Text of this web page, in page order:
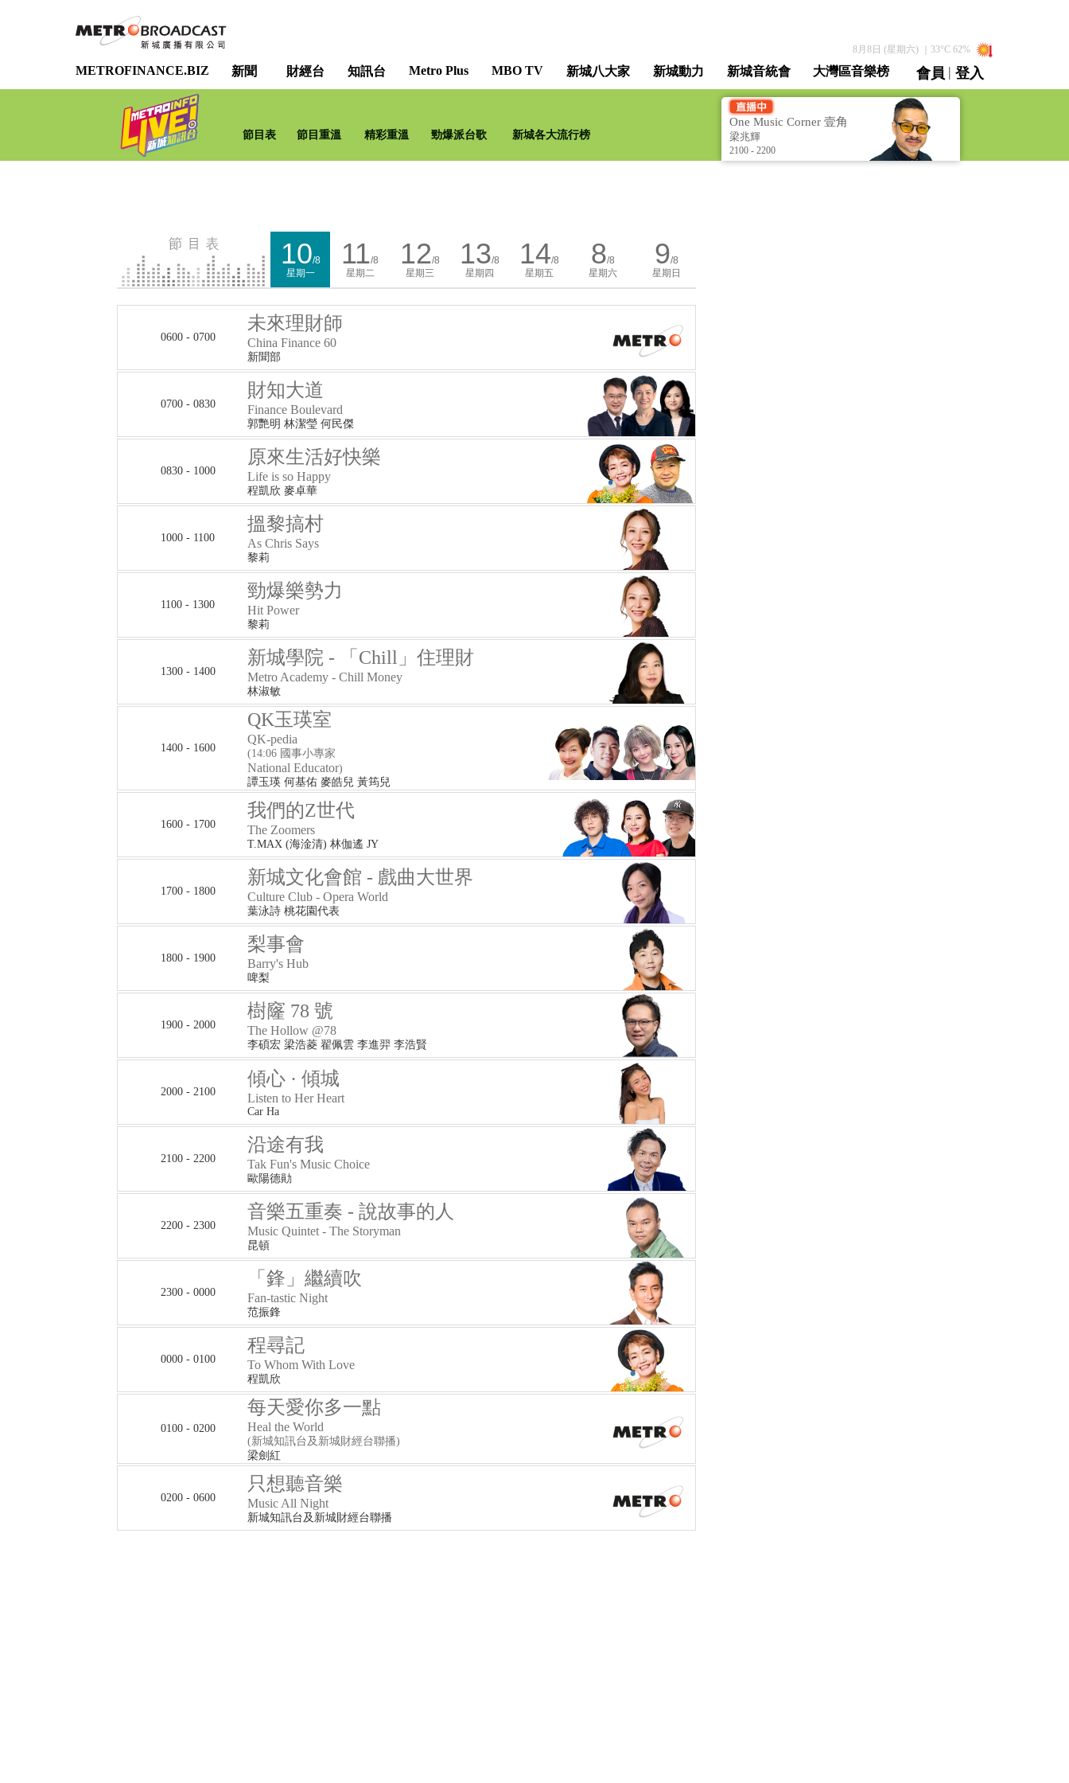
8月8日 (星期六)｜ 33°C 62%
METROFINANCE.BIZ 新聞 財經台 知訊台 Metro Plus MBO TV 新城八大家 新城動力 新城音統會 大灣區音樂榜 會員 | 登入
直播 / 重溫
節目表 節目重溫 精彩重溫 勁爆派台歌 新城各大流行榜
One Music Corner 壹角
樂
梁兆輝
2100 - 2200
10/8
星期一
11/8
星期二
12/8
星期三
13/8
星期四
14/8
星期五
8/8
星期六
9/8
星期日
0600 - 0700
未來理財師
China Finance 60
新聞部
0700 - 0830
財知大道
Finance Boulevard
郭艷明 林潔瑩 何民傑
0830 - 1000
原來生活好快樂
Life is so Happy
程凱欣 麥卓華
1000 - 1100
搵黎搞村
As Chris Says
黎莉
1100 - 1300
勁爆樂勢力
Hit Power
黎莉
1300 - 1400
新城學院 - 「Chill」住理財
Metro Academy - Chill Money
林淑敏
1400 - 1600
QK玉瑛室
QK-pedia
(14:06 國事小專家
National Educator)
譚玉瑛 何基佑 麥皓兒 黃筠兒
1600 - 1700
我們的Z世代
The Zoomers
T.MAX (海淦清) 林伽遙 JY
1700 - 1800
新城文化會館 - 戲曲大世界
Culture Club - Opera World
葉泳詩 桃花園代表
1800 - 1900
梨事會
Barry's Hub
啤梨
1900 - 2000
樹窿 78 號
The Hollow @78
李碩宏 梁浩菱 翟佩雲 李進羿 李浩賢
2000 - 2100
傾心 · 傾城
Listen to Her Heart
Car Ha
2100 - 2200
沿途有我
Tak Fun's Music Choice
歐陽德勛
2200 - 2300
音樂五重奏 - 說故事的人
Music Quintet - The Storyman
昆頓
2300 - 0000
「鋒」繼續吹
Fan-tastic Night
范振鋒
0000 - 0100
程尋記
To Whom With Love
程凱欣
0100 - 0200
每天愛你多一點
Heal the World
(新城知訊台及新城財經台聯播)
梁劍紅
0200 - 0600
只想聽音樂
Music All Night
新城知訊台及新城財經台聯播